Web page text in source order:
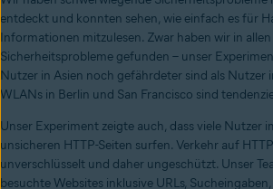
entdeckt und konnten sehen, wie einfach es für
Informationen mitzulesen. Zwar haben wir in
Sicherheitsprobleme gefunden – unser
Nutzer in Asien noch gefährdeter sind als Nutzer
WLANs in Berlin und San Francisco sind
Unser Experiment zeigte auch, dass viele Nutzer
unsicheren HTTP-Seiten surfen. Verkehr auf
unverschlüsselt und daher ungeschützt. Unser
besuchte Websites inklusive URLs,